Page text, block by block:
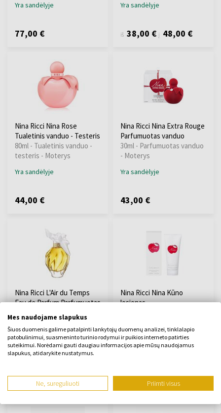
Yra sandėlyje
77,00 €
Yra sandėlyje
iš 38,00 € į 48,00 €
Nina Ricci Nina Rose
Tualetinis vanduo - Testeris
80ml - Tualetinis vanduo -
testeris - Moterys
Yra sandėlyje
44,00 €
Nina Ricci Nina Extra Rouge
Parfumuotas vanduo
30ml - Parfumuotas vanduo
- Moterys
Yra sandėlyje
43,00 €
Nina Ricci L'Air du Temps
Eau de Parfum Parfumuotas
vanduo
100ml - Parfumuotas
vanduo - Moterys
Yra sandėlyje
61,00 €
Nina Ricci Nina Kūno
losjonas
Yra sandėlyje
28,00 €
Mes naudojame slapukus
Šiuos duomenis galime patalpinti lankytojų duomenų analizei, tinklalapio
patobulinimui, suasmeninto turinio rodymui ir puikios interneto patirties
suteikimui. Norėdami gauti daugiau informacijos apie mūsų naudojamus
slapukus, atidarykite nustatymus.
Ne, sureguliuoti Priimti visus